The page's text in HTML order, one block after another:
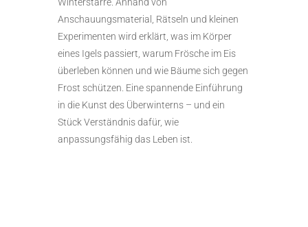
Anschauungsmaterial, Rätseln und kleinen
Experimenten wird erklärt, was im Körper
eines Igels passiert, warum Frösche im Eis
überleben können und wie Bäume sich gegen
Frost schützen. Eine spannende Einführung
in die Kunst des Überwinterns – und ein
Stück Verständnis dafür, wie
anpassungsfähig das Leben ist.